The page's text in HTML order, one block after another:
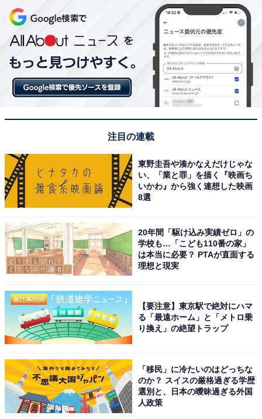
神電車、阪急電鉄、地下鉄など複数路線が利用できるた
め、各都市へのアクセスが良好です。周辺には百貨店や
大型商業施設が充実。たこ焼きや串カツなど、大阪府の
ご当地グルメを満喫できる飲食店も多くあります。
※梅田駅：梅田駅、大阪駅、大阪梅田駅、東梅田駅、西
「地下通路／連絡通路でつながっている」と表示されて
いる場合には同じ駅として集計。回答時に最も多く選択
され、得点数が高かった路線・駅を代表駅として表示し
＞10位までの全ランキング結果を見る
【おすすめ記事】
・
関西の女性が選ぶ「住みたい街（駅）」ランキング！ 2
位「梅田駅エリア」、1位は？
・
関西在住の20代が選ぶ「住みたい街（駅）」ランキン
グ！ 2位「西宮北口駅」、1位は？
注目の連載
東野圭吾や湊かなえだけじゃな
い、「業と罪」を描く『映画ち
いかわ』から強く連想した映画
8選
20年間「駆け込み実績ゼロ」の
学校も…「こども110番の家」
は本当に必要？ PTAが直面する
理想と現実
【要注意】東京駅で絶対にハマ
る「最遠ホーム」と「メトロ乗
り換え」の絶望トラップ
「移民」に冷たいのはどっちな
のか？ スイスの厳格過ぎる学歴
選別と、日本の曖昧過ぎる外国
人政策